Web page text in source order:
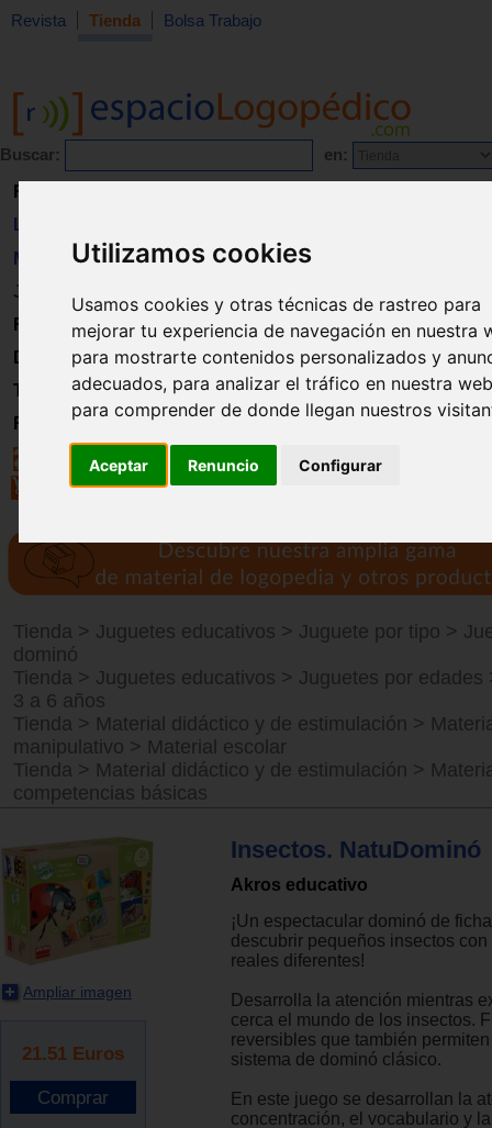
Utilizamos cookies
Usamos cookies y otras técnicas de rastreo para
mejorar tu experiencia de navegación en nuestra
para mostrarte contenidos personalizados y
adecuados, para analizar el tráfico en nuestra
para comprender de donde llegan nuestros
Aceptar Renuncio Configurar
Revista Tienda Bolsa Trabajo
Buscar: en:
Revista
Libros
Material
Juguetes
Formación
Directorio
Trabajo
Registro
Tienda > Juguetes educativos > Juguete por tipo >
dominó
Tienda > Juguetes educativos > Juguetes por edades
3 a 6 años
Tienda > Material didáctico y de estimulación >
manipulativo > Material escolar
Tienda > Material didáctico y de estimulación >
competencias básicas
Ampliar imagen
21.51 Euros
Insectos. NatuDominó
Akros educativo
¡Un espectacular dominó de
descubrir pequeños insectos
reales diferentes!
Desarrolla la atención mientras
cerca el mundo de los insectos.
reversibles que también
sistema de dominó clásico.
En este juego se desarrollan la
concentración, el vocabulario y